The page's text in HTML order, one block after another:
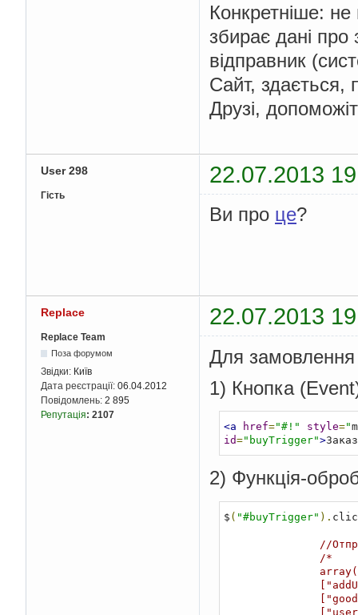
Конкретніше:
збирає дані
відправник
Сайт, здається,
Друзі,
User 298 22.07.2013
Гість
Ви про це?
Replace 22.07.2013
Replace Team
Поза форумом
Звідки: Київ
Дата реєстрації: 06.04.2012
Повідомлень: 2 895
Репутація: 2107
Для замовлення
1) Кнопка
<a href="#!" style="
id="buyTrigger">
2) Функція-
$ ( "#buyTrigger" ).
//
/*